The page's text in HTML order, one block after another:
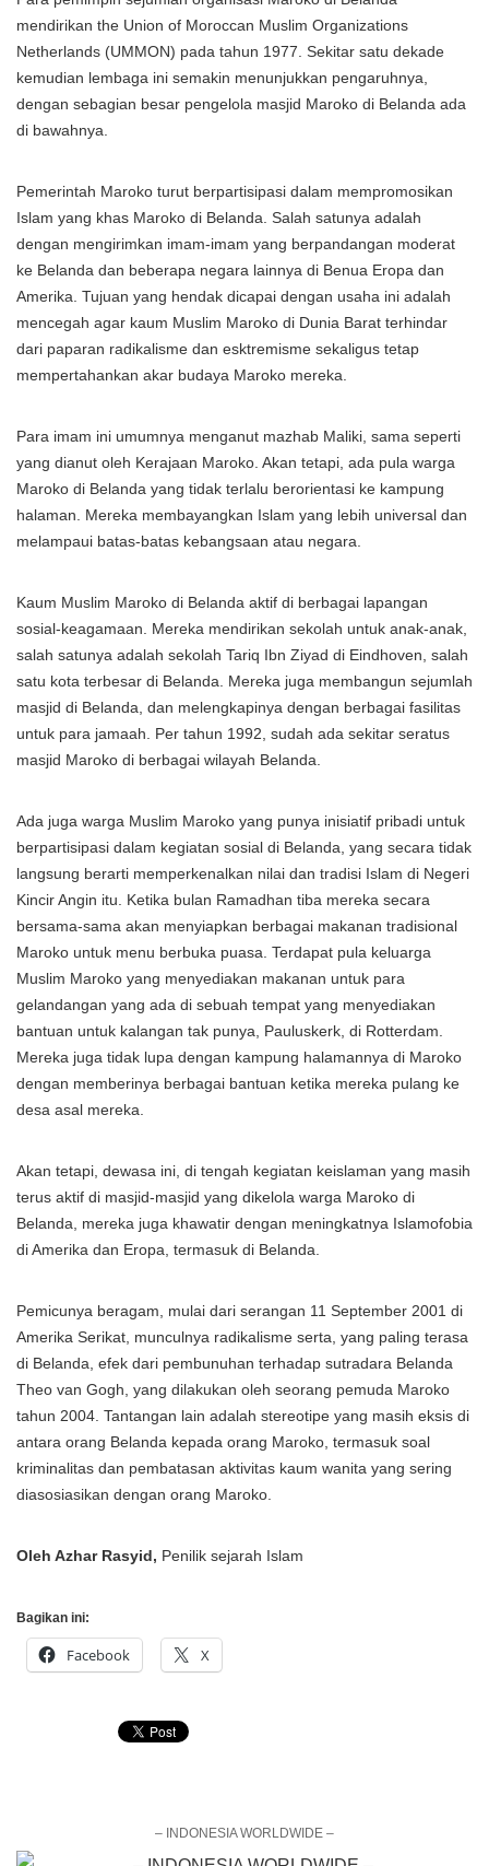
mendirikan the Union of Moroccan Muslim Organizations
Netherlands (UMMON) pada tahun 1977. Sekitar satu dekade
kemudian lembaga ini semakin menunjukkan pengaruhnya,
dengan sebagian besar pengelola masjid Maroko di Belanda ada
di bawahnya.
Pemerintah Maroko turut berpartisipasi dalam mempromosikan
Islam yang khas Maroko di Belanda. Salah satunya adalah
dengan mengirimkan imam-imam yang berpandangan moderat
ke Belanda dan beberapa negara lainnya di Benua Eropa dan
Amerika. Tujuan yang hendak dicapai dengan usaha ini adalah
mencegah agar kaum Muslim Maroko di Dunia Barat terhindar
dari paparan radikalisme dan esktremisme sekaligus tetap
mempertahankan akar budaya Maroko mereka.
Para imam ini umumnya menganut mazhab Maliki, sama seperti
yang dianut oleh Kerajaan Maroko. Akan tetapi, ada pula warga
Maroko di Belanda yang tidak terlalu berorientasi ke kampung
halaman. Mereka membayangkan Islam yang lebih universal dan
melampaui batas-batas kebangsaan atau negara.
Kaum Muslim Maroko di Belanda aktif di berbagai lapangan
sosial-keagamaan. Mereka mendirikan sekolah untuk anak-anak,
salah satunya adalah sekolah Tariq Ibn Ziyad di Eindhoven, salah
satu kota terbesar di Belanda. Mereka juga membangun sejumlah
masjid di Belanda, dan melengkapinya dengan berbagai fasilitas
untuk para jamaah. Per tahun 1992, sudah ada sekitar seratus
masjid Maroko di berbagai wilayah Belanda.
Ada juga warga Muslim Maroko yang punya inisiatif pribadi untuk
berpartisipasi dalam kegiatan sosial di Belanda, yang secara tidak
langsung berarti memperkenalkan nilai dan tradisi Islam di Negeri
Kincir Angin itu. Ketika bulan Ramadhan tiba mereka secara
bersama-sama akan menyiapkan berbagai makanan tradisional
Maroko untuk menu berbuka puasa. Terdapat pula keluarga
Muslim Maroko yang menyediakan makanan untuk para
gelandangan yang ada di sebuah tempat yang menyediakan
bantuan untuk kalangan tak punya, Pauluskerk, di Rotterdam.
Mereka juga tidak lupa dengan kampung halamannya di Maroko
dengan memberinya berbagai bantuan ketika mereka pulang ke
desa asal mereka.
Akan tetapi, dewasa ini, di tengah kegiatan keislaman yang masih
terus aktif di masjid-masjid yang dikelola warga Maroko di
Belanda, mereka juga khawatir dengan meningkatnya Islamofobia
di Amerika dan Eropa, termasuk di Belanda.
Pemicunya beragam, mulai dari serangan 11 September 2001 di
Amerika Serikat, munculnya radikalisme serta, yang paling terasa
di Belanda, efek dari pembunuhan terhadap sutradara Belanda
Theo van Gogh, yang dilakukan oleh seorang pemuda Maroko
tahun 2004. Tantangan lain adalah stereotipe yang masih eksis di
antara orang Belanda kepada orang Maroko, termasuk soal
kriminalitas dan pembatasan aktivitas kaum wanita yang sering
diasosiasikan dengan orang Maroko.
Oleh Azhar Rasyid, Penilik sejarah Islam
Bagikan ini:
Facebook X
– INDONESIA WORLDWIDE –